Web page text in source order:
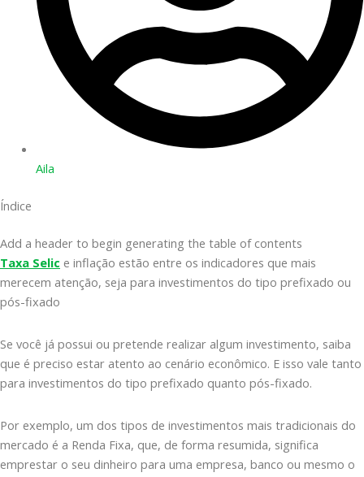
Aila
Índice
Add a header to begin generating the table of contents
Taxa Selic e inflação estão entre os indicadores que mais
merecem atenção, seja para investimentos do tipo prefixado ou
pós-fixado
Se você já possui ou pretende realizar algum investimento, saiba
que é preciso estar atento ao cenário econômico. E isso vale tanto
para investimentos do tipo prefixado quanto pós-fixado.
Por exemplo, um dos tipos de investimentos mais tradicionais do
mercado é a Renda Fixa, que, de forma resumida, significa
emprestar o seu dinheiro para uma empresa, banco ou mesmo o